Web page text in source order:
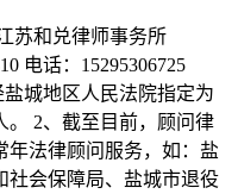
苏和兑律师事务所
电话：15295306725
城地区人民法院指定为
。 2、截至目前，顾问律
年法律顾问服务，如：盐
社会保障局、盐城市退役